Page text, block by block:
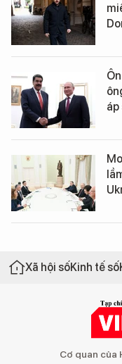
áp
Xã hội sốKinh tế số
Cơ quan của